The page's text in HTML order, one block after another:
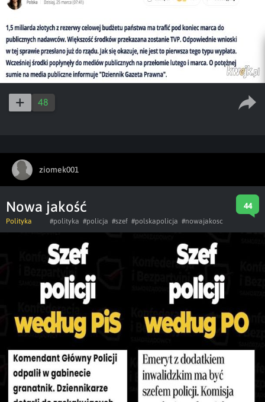
48
ziomek001
Nowa jakość 44
Polityka #polityka #policja #szef #polskapolicja #nowajakosc